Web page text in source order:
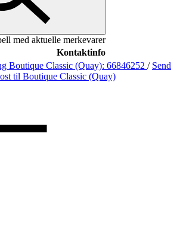
med aktuelle merkevarer
Kontaktinfo
Boutique Classic (Quay): 66846252 / Send
til Boutique Classic (Quay)